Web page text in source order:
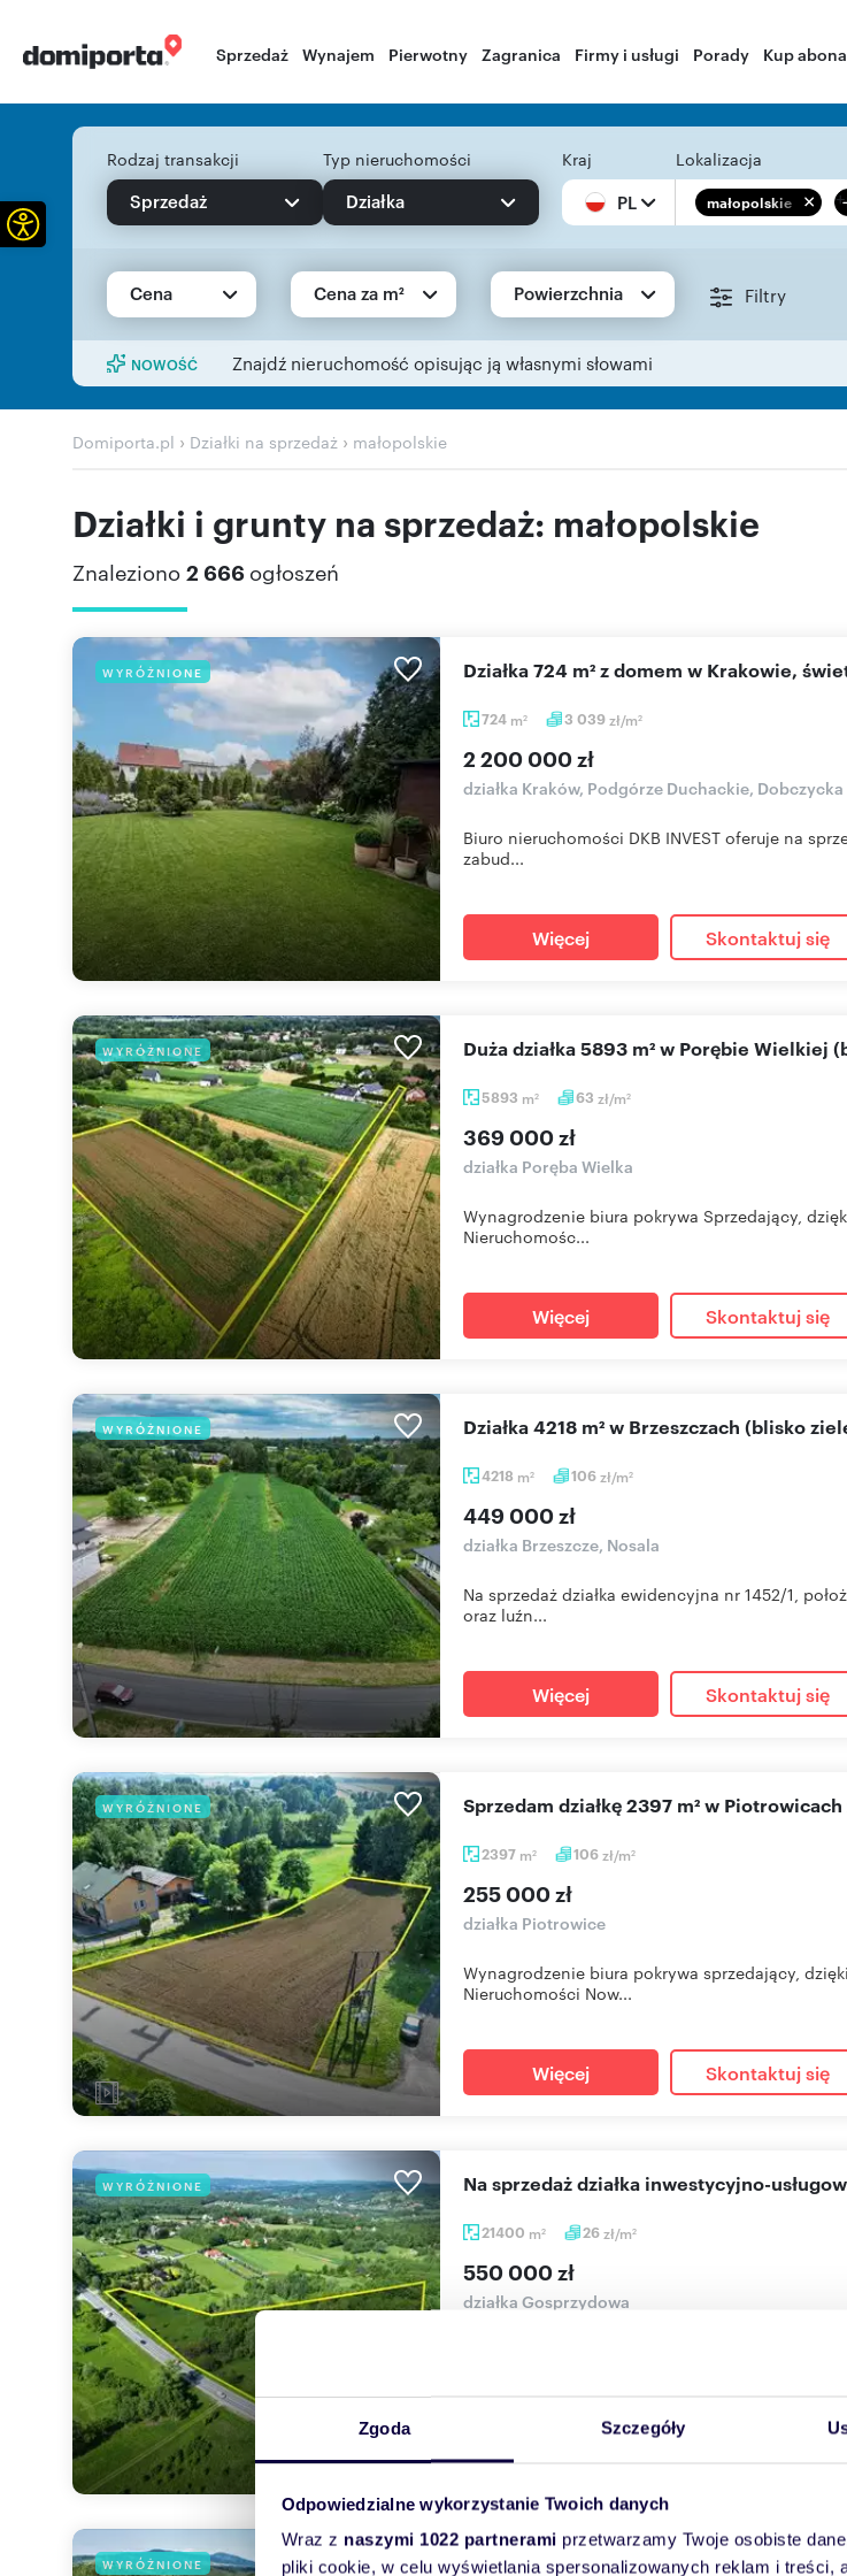
Zgoda Szczegóły
Odpowiedzialne wykorzystanie Twoich danych
Wraz z naszymi 1022 partnerami przetwarzamy Twoje osobiste
pliki cookie, w celu wyświetlania spersonalizowanych reklam i treści,
Sprzedaż Wynajem Pierwotny Zagranica Firmy i usługi Porady Kup
Rodzaj transakcji
Sprzedaż
Typ nieruchomości
Działka
Kraj
PL
Lokalizacja
małopolskie +
Cena Cena za m² Powierzchnia Filtry
NOWOŚĆ Znajdź nieruchomość opisując ją własnymi słowami
Domiporta.pl › Działki na sprzedaż › małopolskie
Działki i grunty na sprzedaż: małopolskie
Znaleziono 2 666 ogłoszeń
WYRÓŻNIONE
724 m2 3 039zł/m2
Działka 724 m² z domem w Krakowie,
2 200 000 zł
działka Kraków, Podgórze Duchackie, Dobczycka
Biuro nieruchomości DKB INVEST oferuje na
zabud...
Więcej Skontaktuj się
WYRÓŻNIONE
5893 m2 63 zł/m2
Duża działka 5893 m² w Porębie Wielkiej
369 000 zł
działka Poręba Wielka
Wynagrodzenie biura pokrywa Sprzedający,
Nieruchomośc...
Więcej Skontaktuj się
WYRÓŻNIONE
4218 m2 106zł/m2
Działka 4218 m² w Brzeszczach (blisko
449 000 zł
działka Brzeszcze, Nosala
Na sprzedaż działka ewidencyjna nr 1452/1,
oraz luźn...
Więcej Skontaktuj się
WYRÓŻNIONE
2397 m2 106zł/m2
Sprzedam działkę 2397 m² w
255 000 zł
działka Piotrowice
Wynagrodzenie biura pokrywa sprzedający,
Nieruchomości Now...
Więcej Skontaktuj się
WYRÓŻNIONE
21400 m2 26zł/m2
Na sprzedaż działka inwestycyjno-
550 000 zł
działka Gosprzydowa
Działka inwestycyjno-usługowa przy DK75 |
WYRÓŻNIONE Działka rolna z widokami na Beskidy,
Otwórz pasek narzędzi